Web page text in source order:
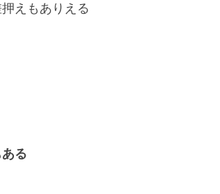
えもありえる
る